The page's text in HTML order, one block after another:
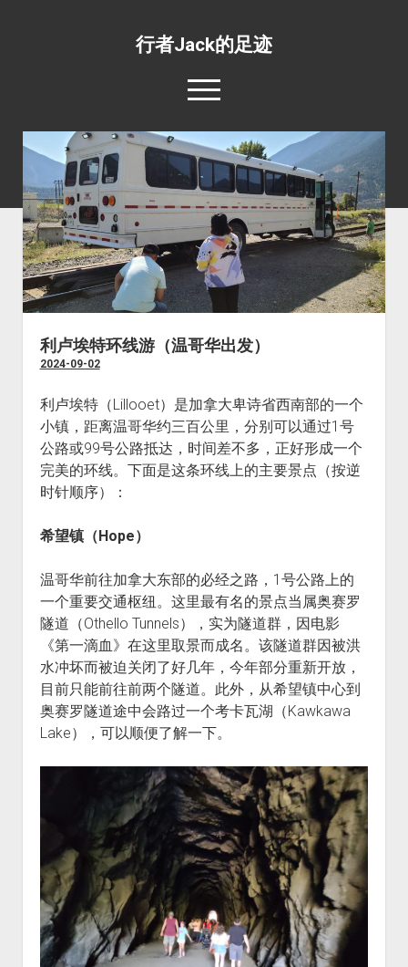
行者Jack的足迹
open
menu
139国行
专题照片
open
dropdown
menu
世界美食
野生动物
宗教场所
文化遗址
边界口岸
世界之最
旅游杂文
open
dropdown
menu
环绕地球一周并不难
工薪族也可以周游世界
目的地推荐
open
menu
四条最惊心动魄的航线
五条最具挑战性的公路
五条最值得体验的火车线路
利卢埃特环线游（温哥华出发）
2024-09-02
利卢埃特（Lillooet）是加拿大卑诗省西南部的一个
小镇，距离温哥华约三百公里，分别可以通过1号
公路或99号公路抵达，时间差不多，正好形成一个
完美的环线。下面是这条环线上的主要景点（按逆
时针顺序）：
希望镇（Hope）
温哥华前往加拿大东部的必经之路，1号公路上的
一个重要交通枢纽。这里最有名的景点当属奥赛罗
隧道（Othello Tunnels），实为隧道群，因电影
《第一滴血》在这里取景而成名。该隧道群因被洪
水冲坏而被迫关闭了好几年，今年部分重新开放，
目前只能前往前两个隧道。此外，从希望镇中心到
奥赛罗隧道途中会路过一个考卡瓦湖（Kawkawa
Lake），可以顺便了解一下。